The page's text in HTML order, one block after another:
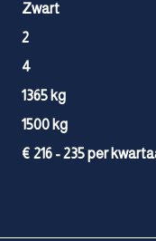
Zwart
2
4
1365 kg
1500 kg
€ 216 - 235 per